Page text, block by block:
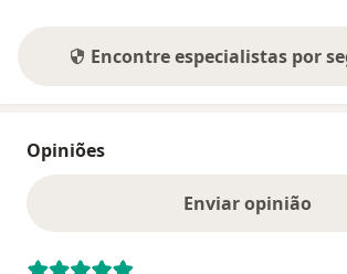
Encontre especialistas por
Opiniões
Enviar opinião